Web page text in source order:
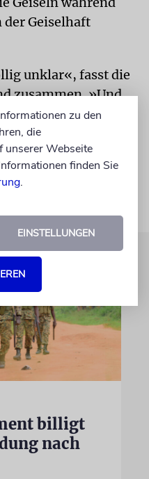
Geiselhaft
unklar«, fasst die
zusammen. »Und
Fragen, die wir
wenn alle
sind.«
billigt
nach
zu den
die
unserer Webseite
finden Sie
.
EINSTELLUNGEN